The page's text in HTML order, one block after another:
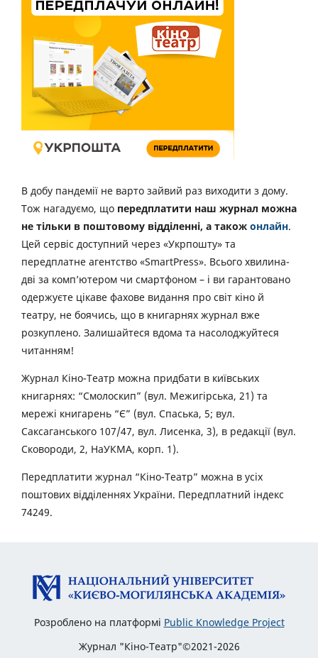
В добу пандемії не варто зайвий раз виходити з дому.
Тож нагадуємо, що передплатити наш журнал можна
не тільки в поштовому відділенні, а також онлайн.
Цей сервіс доступний через «Укрпошту» та
передплатне агентство «SmartPress». Всього хвилина-
дві за комп’ютером чи смартфоном – і ви гарантовано
одержуєте цікаве фахове видання про світ кіно й
театру, не боячись, що в книгарнях журнал вже
розкуплено. Залишайтеся вдома та насолоджуйтеся
читанням!
Журнал Кіно-Театр можна придбати в київських
книгарнях: “Смолоскип” (вул. Межигірська, 21) та
мережі книгарень “Є” (вул. Спаська, 5; вул.
Саксаганського 107/47, вул. Лисенка, 3), в редакції (вул.
Сковороди, 2, НаУКМА, корп. 1).
Передплатити журнал “Кіно-Театр” можна в усіх
поштових відділеннях України. Передплатний індекс
74249.
Розроблено на платформі Public Knowledge Project
Журнал "Кіно-Театр"©2021-2026